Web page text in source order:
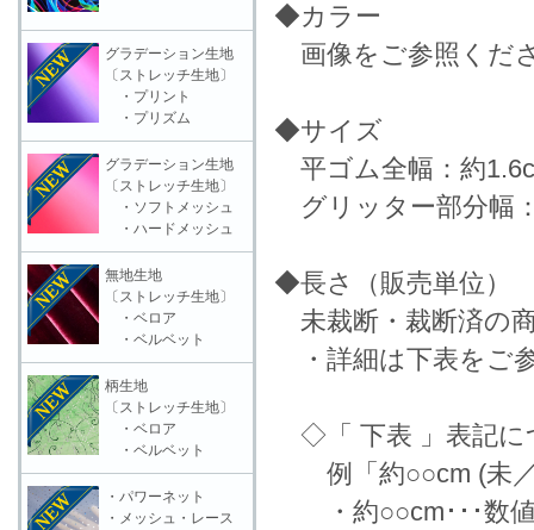
◆カラー
画像をご参照くだ
◆サイズ
平ゴム全幅：約
グリッター部分幅
◆長さ（販売単位）
未裁断・裁断済の
・詳細は下表をご
◇「 下表 」表記に
例「約○○cm (未／
・約○○cm･･･数値
グラデーション生地
〔ストレッチ生地〕
・プリント
・プリズム
グラデーション生地
〔ストレッチ生地〕
・ソフトメッシュ
・ハードメッシュ
無地生地
〔ストレッチ生地〕
・ベロア
・ベルベット
柄生地
〔ストレッチ生地〕
・ベロア
・ベルベット
・パワーネット
・メッシュ・レース